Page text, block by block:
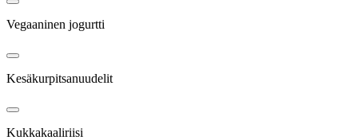
Vegaaninen jogurtti
Kesäkurpitsanuudelit
Kukkakaaliriisi